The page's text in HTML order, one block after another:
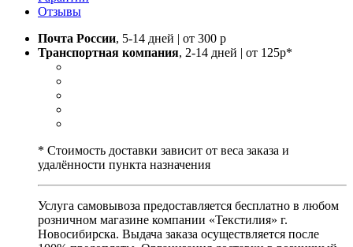
Отзывы
Почта России, 5-14 дней | от 300 р
Транспортная компания, 2-14 дней | от 125р*
* Стоимость доставки зависит от веса заказа и
удалённости пункта назначения
Услуга самовывоза предоставляется бесплатно в любом
розничном магазине компании «Текстилия» г.
Новосибирска. Выдача заказа осуществляется после